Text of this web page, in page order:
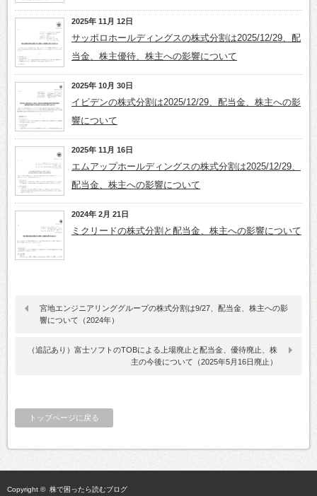
2025年 11月 12日
サッポロホールディングスの株式分割は2025/12/29、配
当金、株主優待、株主への影響について
2025年 10月 30日
イビデンの株式分割は2025/12/29、配当金、株主への影
響について
2025年 11月 16日
エムアップホールディングスの株式分割は2025/12/29、
配当金、株主への影響について
2024年 2月 21日
ミクリードの株式分割と配当金、株主への影響について
宮地エンジニアリンググループの株式分割は9/27、配当金、株主への影
響について（2024年）
（追記あり）富士ソフトのTOBによる上場廃止と配当金、優待廃止、株
主の今後について（2025年5月16日廃止）
トップページに戻る
Copyright © 株で困ったら読むブログ